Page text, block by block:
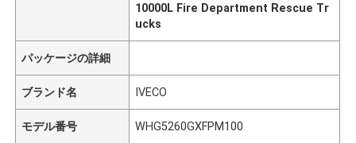
10000L Fire Department Rescue Tr
ucks
パッケージの詳細
ブランド名 IVECO
モデル番号 WHG5260GXFPM100